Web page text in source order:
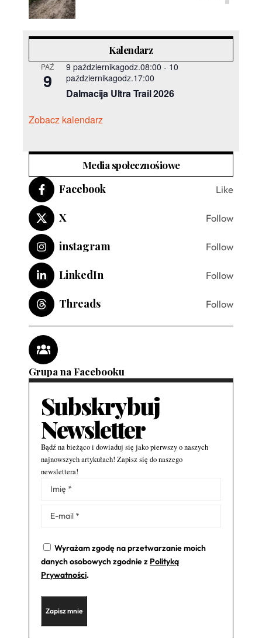
Kalendarz
PAŹ
9
9 październikagodz.08:00 - 10
październikagodz.17:00
Dalmacija Ultra Trail 2026
Zobacz kalendarz
Media społecznośiowe
Facebook Like
X Follow
instagram Follow
LinkedIn Follow
Threads Follow
Grupa na Facebooku
Subskrybuj
Newsletter
Bądź na bieżąco i dowiaduj się jako pierwszy o naszych
najnowszych artykułach! Zapisz się do naszego
newslettera!
Wyrażam zgodę na przetwarzanie moich
danych osobowych zgodnie z Polityką
Prywatności.
Alternative: